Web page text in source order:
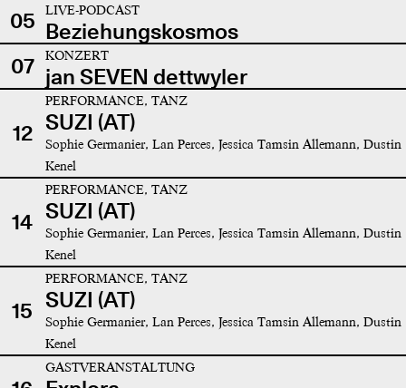
05 LIVE-PODCAST
Beziehungskosmos
07
KONZERT
jan SEVEN dettwyler
12
PERFORMANCE, TANZ
SUZI (AT)
Sophie Germanier, Lan Perces, Jessica Tamsin Allemann, Dustin
Kenel
14
PERFORMANCE, TANZ
SUZI (AT)
Sophie Germanier, Lan Perces, Jessica Tamsin Allemann, Dustin
Kenel
15
PERFORMANCE, TANZ
SUZI (AT)
Sophie Germanier, Lan Perces, Jessica Tamsin Allemann, Dustin
Kenel
GASTVERANSTALTUNG